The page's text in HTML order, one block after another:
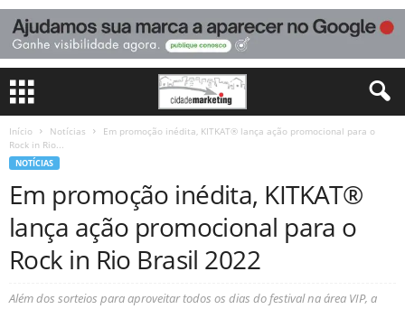
Início Notícias
Em promoção inédita, KITKAT® lança ação promocional para o
Rock in Rio...
NOTÍCIAS
Em promoção inédita, KITKAT®
lança ação promocional para o
Rock in Rio Brasil 2022
Além dos sorteios para aproveitar todos os dias do festival na área VIP, a